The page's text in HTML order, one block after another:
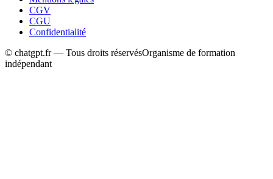
CGV
CGU
Confidentialité
© chatgpt.fr — Tous droits réservésOrganisme de formation
indépendant